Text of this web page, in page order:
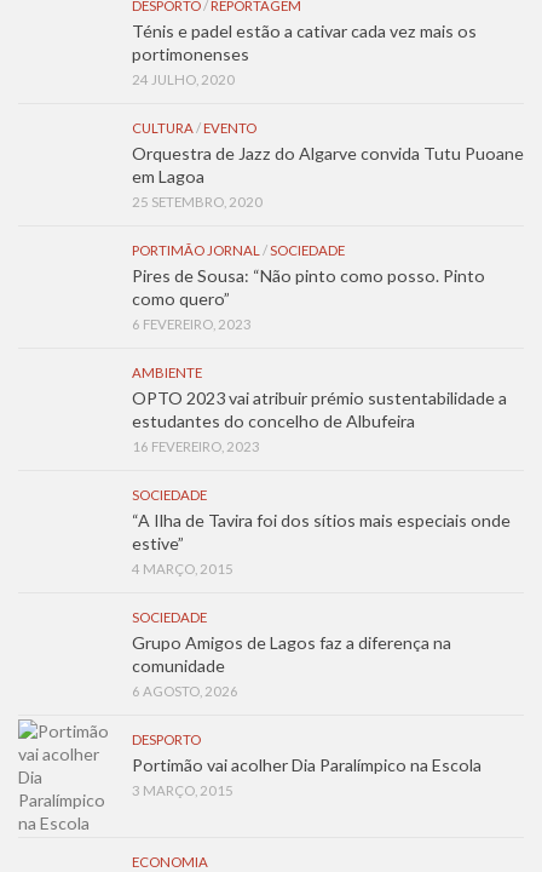
DESPORTO/ REPORTAGEM
Ténis e padel estão a cativar cada vez mais os
portimonenses
24 JULHO, 2020
CULTURA/ EVENTO
Orquestra de Jazz do Algarve convida Tutu Puoane
em Lagoa
25 SETEMBRO, 2020
PORTIMÃO JORNAL /SOCIEDADE
Pires de Sousa: “Não pinto como posso. Pinto
como quero”
6 FEVEREIRO, 2023
AMBIENTE
OPTO 2023 vai atribuir prémio sustentabilidade a
estudantes do concelho de Albufeira
16 FEVEREIRO, 2023
SOCIEDADE
“A Ilha de Tavira foi dos sítios mais especiais onde
estive”
4 MARÇO, 2015
SOCIEDADE
Grupo Amigos de Lagos faz a diferença na
comunidade
6 AGOSTO, 2026
DESPORTO
Portimão vai acolher Dia Paralímpico na Escola
3 MARÇO, 2015
ECONOMIA